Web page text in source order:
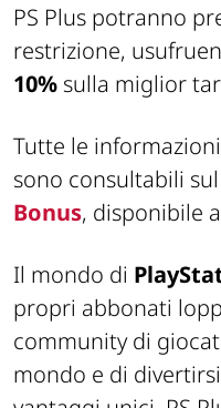
PS Plus potranno
restrizione,
10% sulla miglior
Tutte le
sono consultabili
Bonus, disponibile
Il mondo di
propri abbonati
community di
mondo e di